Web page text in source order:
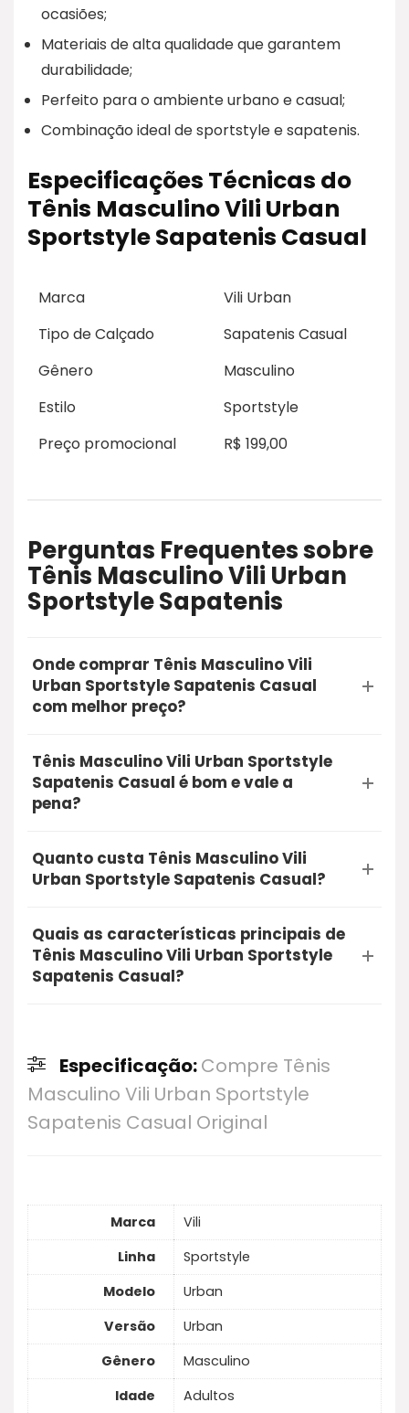
ocasiões;
Materiais de alta qualidade que garantem
durabilidade;
Perfeito para o ambiente urbano e casual;
Combinação ideal de sportstyle e sapatenis.
Especificações Técnicas do
Tênis Masculino Vili Urban
Sportstyle Sapatenis Casual
Marca
Vili Urban
Tipo de Calçado
Sapatenis Casual
Gênero
Masculino
Estilo
Sportstyle
Preço promocional
R$ 199,00
Perguntas Frequentes sobre
Tênis Masculino Vili Urban
Sportstyle Sapatenis
Onde comprar Tênis Masculino Vili
Urban Sportstyle Sapatenis Casual
com melhor preço?
A opção mais segura e recomendada para
comprar o Tênis Masculino Vili Urban Sportstyle
Sapatenis Casual é através do Mercado Livre.
qualidade do produto, entrega rápida e a
proteção na sua compra online.
Tênis Masculino Vili Urban Sportstyle
Sapatenis Casual é bom e vale a
pena?
Sim, a Tênis Masculino Vili Urban Sportstyle
Sapatenis Casual é bom e vale muito a pena. O
compradores reais, unindo alta qualidade e
ótimo custo-benefício. É uma compra segura
que recomendamos.
Quanto custa Tênis Masculino Vili
Urban Sportstyle Sapatenis Casual?
Atualmente, o Tênis Masculino Vili Urban
Sportstyle Sapatenis Casual está com uma
oferta especial por aproximadamente R$
desconto.
Quais as características principais de
Tênis Masculino Vili Urban Sportstyle
Sapatenis Casual?
características principais: Conforto superior
para uso prolongado, design moderno e
versátil, além de ser feito com materiais de alta
Especificação:Compre Tênis
Masculino Vili Urban Sportstyle
Sapatenis Casual Original
Marca
Vili
Linha
Sportstyle
Modelo
Urban
Versão
Urban
Gênero
Masculino
Idade
Adultos